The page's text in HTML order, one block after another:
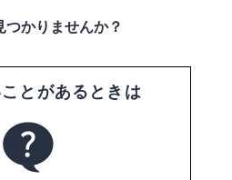
つかりませんか？
とがあるときは